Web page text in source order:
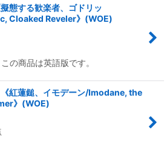
態する歓楽者、ゴドリッ
Cloaked Reveler》(WOE)
の商品は英語版です。
紅蓮鎚、イモデーン/Imodane, the
》(WOE)